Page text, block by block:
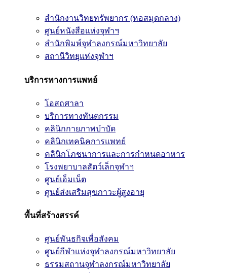
สำนักงานวิทยทรัพยากร (หอสมุดกลาง)
ศูนย์หนังสือแห่งจุฬาฯ
สำนักพิมพ์จุฬาลงกรณ์มหาวิทยาลัย
สถานีวิทยุแห่งจุฬาฯ
บริการทางการแพทย์
โอสถศาลา
บริการทางทันตกรรม
คลินิกกายภาพบำบัด
คลินิกเทคนิคการแพทย์
คลินิกโภชนาการและการกำหนดอาหาร
โรงพยาบาลสัตว์เล็กจุฬาฯ
ศูนย์เอ็มเน็ต
ศูนย์ส่งเสริมสุขภาวะผู้สูงอายุ
พื้นที่สร้างสรรค์
ศูนย์พันธกิจเพื่อสังคม
ศูนย์กีฬาแห่งจุฬาลงกรณ์มหาวิทยาลัย
ธรรมสถานจุฬาลงกรณ์มหาวิทยาลัย